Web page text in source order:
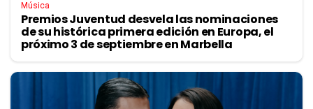
Música
Premios Juventud desvela las nominaciones
de su histórica primera edición en Europa, el
próximo 3 de septiembre en Marbella